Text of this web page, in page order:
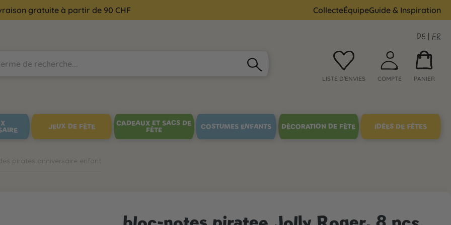
gratuite à partir de 90 CHF CollecteÉquipeGuide & Inspiration
DE | FR
LISTE D'ENVIES COMPTE PANIER
JEUX DE FÊTE
CADEAUX ET SACS DE
FÊTE
COSTUMES ENFANTS DÉCORATION DE FÊTE IDÉES DE FÊTES
pirates anniversaire enfant